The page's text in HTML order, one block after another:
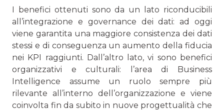
I benefici ottenuti sono da un lato riconducibili
all’integrazione e governance dei dati: ad oggi
viene garantita una maggiore consistenza dei dati
stessi e di conseguenza un aumento della fiducia
nei KPI raggiunti. Dall’altro lato, vi sono benefici
organizzativi e culturali: l’area di Business
Intelligence assume un ruolo sempre più
rilevante all’interno dell’organizzazione e viene
coinvolta fin da subito in nuove progettualità che